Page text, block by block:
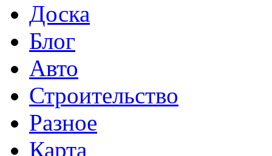
Доска
Блог
Авто
Строительство
Разное
Карта